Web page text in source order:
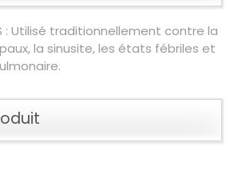
: Utilisé traditionnellement contre la
la sinusite, les états fébriles et